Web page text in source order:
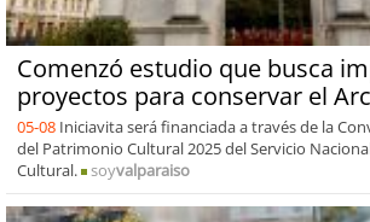
Comenzó estudio que busca
proyectos para conservar el
05-08 Iniciavita será financiada a través de la
del Patrimonio Cultural 2025 del Servicio
Cultural.
soyvalparaiso